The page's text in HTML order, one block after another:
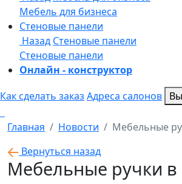
Онлайн - конструктор
Как сделать заказ Адреса салонов
Главная Новости
Мебельные
Вернуться назад
Мебельные ручки в